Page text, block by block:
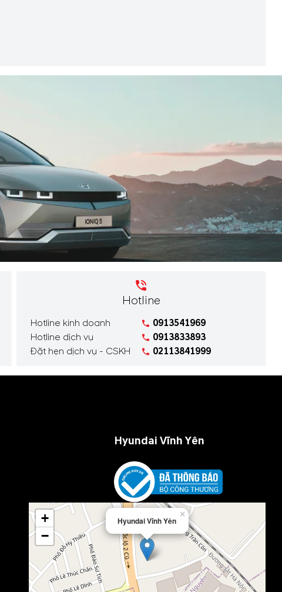
Hotline
Hotline kinh doanh
Hotline dịch vụ
Đặt hẹn dịch vụ - CSKH
0913541969
0913833893
02113841999
Hyundai Vĩnh Yên
Hyundai Vĩnh Yên
×
+
−